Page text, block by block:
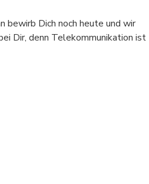
bewirb Dich noch heute und wir
Dir, denn Telekommunikation ist